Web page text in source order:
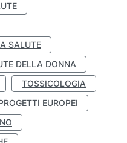
SALUTE
DELLA DONNA
TOSSICOLOGIA
EUROPEI